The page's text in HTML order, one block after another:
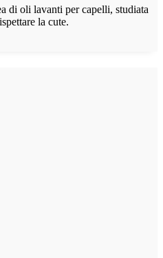
di oli lavanti per capelli, studiata
la cute.